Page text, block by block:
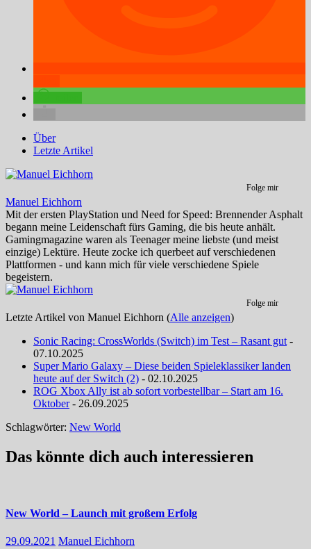
Über
Letzte Artikel
Folge mir
Manuel Eichhorn
Mit der ersten PlayStation und Need for Speed: Brennender Asphalt
begann meine Leidenschaft fürs Gaming, die bis heute anhält.
Gamingmagazine waren als Teenager meine liebste (und meist
einzige) Lektüre. Heute zocke ich querbeet auf verschiedenen
Plattformen - und kann mich für viele verschiedene Spiele
begeistern.
Folge mir
Letzte Artikel von Manuel Eichhorn (Alle anzeigen)
Sonic Racing: CrossWorlds (Switch) im Test – Rasant gut -
07.10.2025
Super Mario Galaxy – Diese beiden Spieleklassiker landen
heute auf der Switch (2) - 02.10.2025
ROG Xbox Ally ist ab sofort vorbestellbar – Start am 16.
Oktober- 26.09.2025
Schlagwörter: New World
Das könnte dich auch interessieren
New World – Launch mit großem Erfolg
29.09.2021 Manuel Eichhorn